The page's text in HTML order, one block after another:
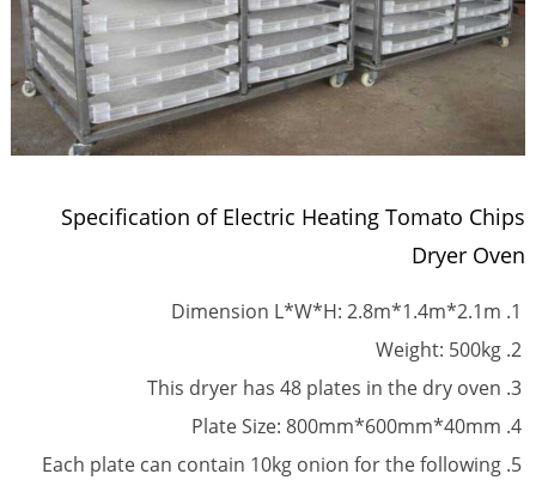
Specification of Electric Heating Tomato Chips
Dryer Oven
Dimension L*W*H: 2.8m*1.4m*2.1m
Weight: 500kg
This dryer has 48 plates in the dry oven
Plate Size: 800mm*600mm*40mm
Each plate can contain 10kg onion for the following